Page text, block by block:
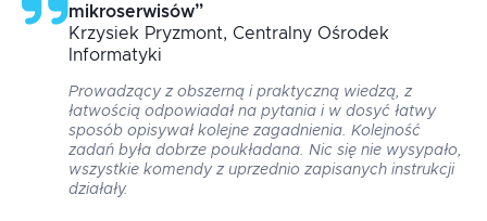
mikroserwisów”
Krzysiek Pryzmont, Centralny Ośrodek
Informatyki
Prowadzący z obszerną i praktyczną wiedzą, z
łatwością odpowiadał na pytania i w dosyć łatwy
sposób opisywał kolejne zagadnienia. Kolejność
zadań była dobrze poukładana. Nic się nie wysypało,
wszystkie komendy z uprzednio zapisanych instrukcji
działały.